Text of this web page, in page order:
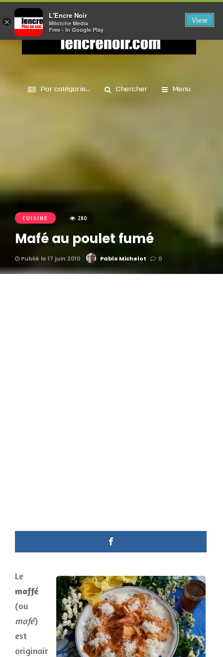
Par catégorie... Chercher Menu
CUISINE 280
Mafé au poulet fumé
Publié le 17 juin 2010 Pablo Michelot 0
Le
maffé
(ou
mafé)
est
originair
×
L'Encre Noir
Milotche Media
Free - In Google Play
View